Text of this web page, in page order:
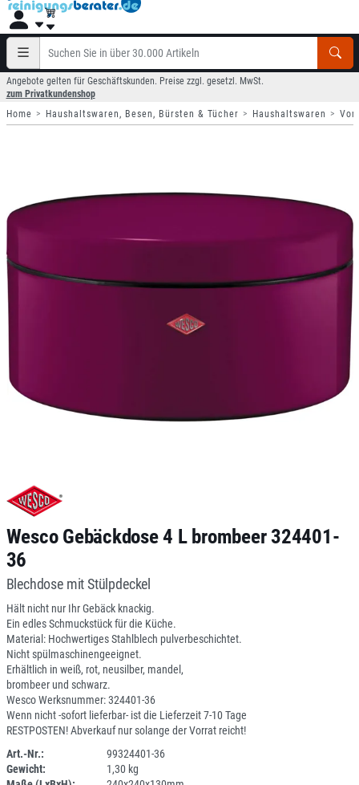
Angebote gelten für Geschäftskunden. Preise zzgl. gesetzl. MwSt.
zum Privatkundenshop
Home
Haushaltswaren, Besen, Bürsten & Tücher Haushaltswaren
Wesco Gebäckdose 4 L brombeer 324401-
36
Blechdose mit Stülpdeckel
Hält nicht nur Ihr Gebäck knackig.
Ein edles Schmuckstück für die Küche.
Material: Hochwertiges Stahlblech pulverbeschichtet.
Nicht spülmaschinengeeignet.
Erhältlich in weiß, rot, neusilber, mandel,
brombeer und schwarz.
Wesco Werksnummer: 324401-36
Wenn nicht -sofort lieferbar- ist die Lieferzeit 7-10 Tage
RESTPOSTEN! Abverkauf nur solange der Vorrat reicht!
Art.-Nr.:
99324401-36
Gewicht:
1,30 kg